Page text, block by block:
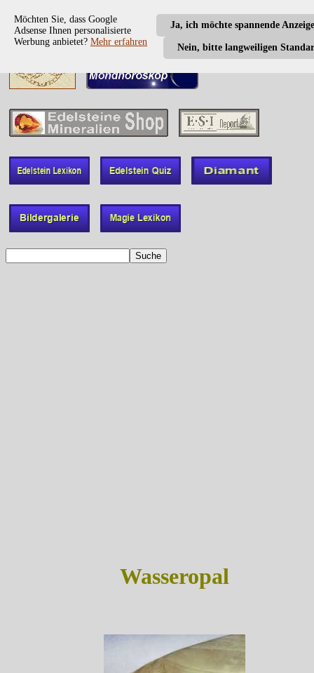
Ja, ich möchte spannende
Nein, bitte langweiligen
Möchten Sie, dass Google
Adsense Ihnen personalisierte
Werbung anbietet? Mehr erfahren
Wasseropal